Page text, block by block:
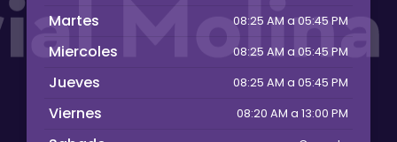
Martes 08:25 AM a 05:45 PM
Miercoles 08:25 AM a 05:45 PM
Jueves 08:25 AM a 05:45 PM
Viernes 08:20 AM a 13:00 PM